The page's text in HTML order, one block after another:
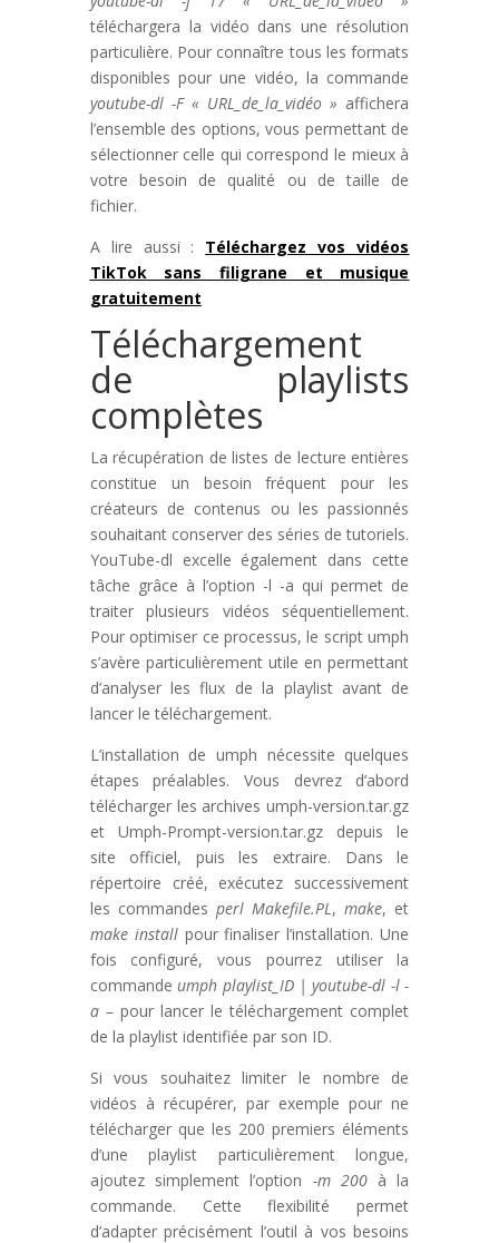
téléchargera la vidéo dans une résolution
particulière. Pour connaître tous les formats
disponibles pour une vidéo, la commande
youtube-dl -F « URL_de_la_vidéo » affichera
l’ensemble des options, vous permettant de
sélectionner celle qui correspond le mieux à
votre besoin de qualité ou de taille de
fichier.
A lire aussi : Téléchargez vos vidéos
TikTok sans filigrane et musique
gratuitement
Téléchargement
de playlists
complètes
La récupération de listes de lecture entières
constitue un besoin fréquent pour les
créateurs de contenus ou les passionnés
souhaitant conserver des séries de tutoriels.
YouTube-dl excelle également dans cette
tâche grâce à l’option -l -a qui permet de
traiter plusieurs vidéos séquentiellement.
Pour optimiser ce processus, le script umph
s’avère particulièrement utile en permettant
d’analyser les flux de la playlist avant de
lancer le téléchargement.
L’installation de umph nécessite quelques
étapes préalables. Vous devrez d’abord
télécharger les archives umph-version.tar.gz
et Umph-Prompt-version.tar.gz depuis le
site officiel, puis les extraire. Dans le
répertoire créé, exécutez successivement
les commandes perl Makefile.PL,make, et
make installpour finaliser l’installation. Une
fois configuré, vous pourrez utiliser la
commandeumph playlist_ID | youtube-dl -l -
a – pour lancer le téléchargement complet
de la playlist identifiée par son ID.
Si vous souhaitez limiter le nombre de
vidéos à récupérer, par exemple pour ne
télécharger que les 200 premiers éléments
d’une playlist particulièrement longue,
ajoutez simplement l’option -m 200à la
commande. Cette flexibilité permet
d’adapter précisément l’outil à vos besoins